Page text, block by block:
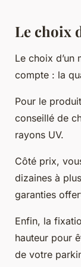
Le choix
Le choix
compte : la
Pour le
conseillé de
rayons UV.
Côté prix,
dizaines à
garanties
Enfin, la
hauteur pour
de votre